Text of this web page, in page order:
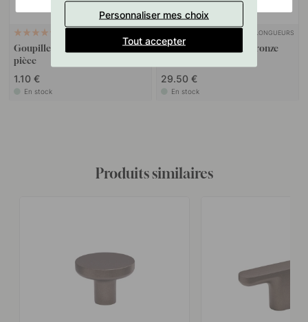
Goupille à vis M4x50mm 1
pièce
1.10 €
En stock
+ LONGUEURS
Poignée Manor - Mat Bronze
29.50 €
En stock
Produits similaires
Personnaliser mes choix
Tout accepter